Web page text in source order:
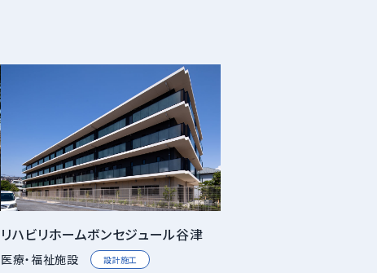
リハビリホームボンセジュール谷津
医療・福祉施設 設計施工